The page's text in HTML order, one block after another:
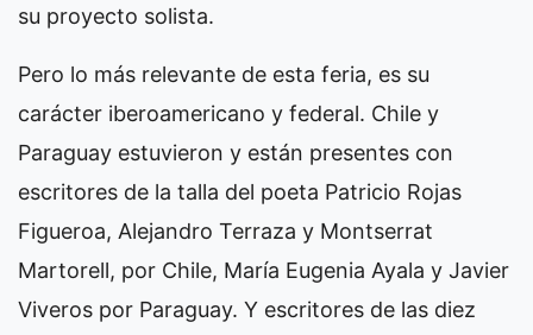
su proyecto solista.
Pero lo más relevante de esta feria, es su
carácter iberoamericano y federal. Chile y
Paraguay estuvieron y están presentes con
escritores de la talla del poeta Patricio Rojas
Figueroa, Alejandro Terraza y Montserrat
Martorell, por Chile, María Eugenia Ayala y Javier
Viveros por Paraguay. Y escritores de las diez